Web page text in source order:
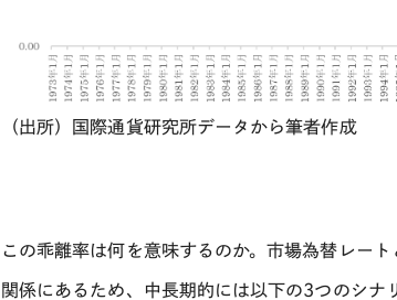
（出所）国際通貨研究所データから筆者作成
この乖離率は何を意味するのか。市場為替レー
関係にあるため、中長期的には以下の3つのシナ